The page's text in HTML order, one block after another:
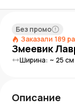
Без промо
Заказали 189
Змеевик
Ширина: ~ 25 см
Описание